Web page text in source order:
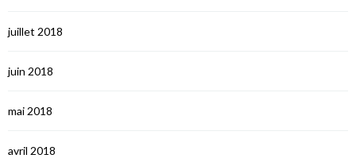
juillet 2018
juin 2018
mai 2018
avril 2018